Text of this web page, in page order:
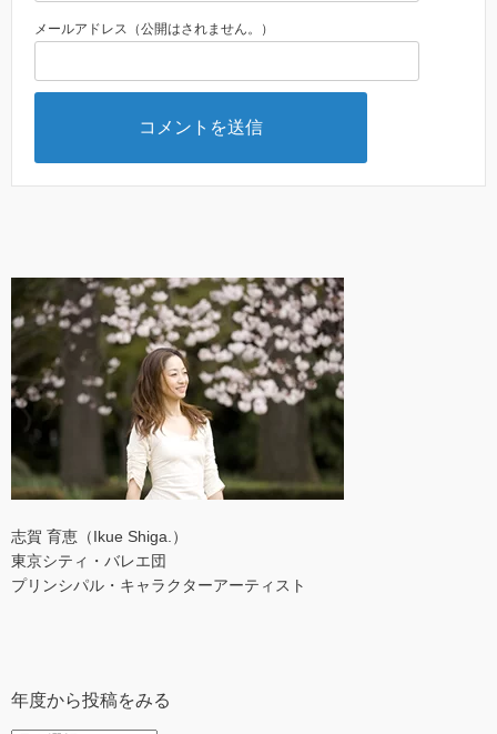
メールアドレス（公開はされません。）
志賀 育恵（Ikue Shiga.）
東京シティ・バレエ団
プリンシパル・キャラクターアーティスト
年度から投稿をみる